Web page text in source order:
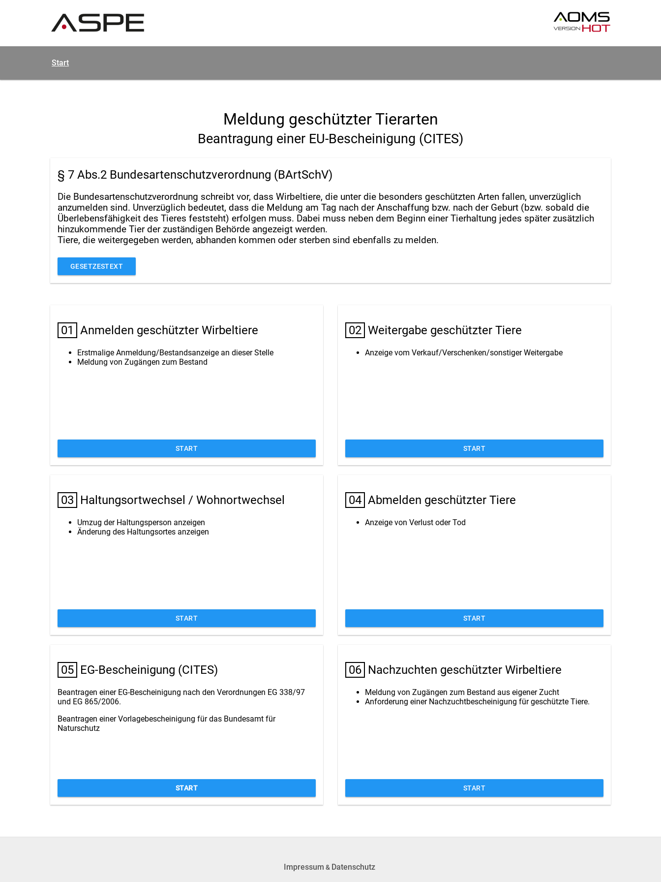
Start
Meldung geschützter Tierarten
Beantragung einer EU-Bescheinigung (CITES)
§ 7 Abs.2 Bundesartenschutzverordnung (BArtSchV)
Die Bundesartenschutzverordnung schreibt vor, dass Wirbeltiere, die unter die besonders geschützten Arten fallen, unverzüglich
anzumelden sind. Unverzüglich bedeutet, dass die Meldung am Tag nach der Anschaffung bzw. nach der Geburt (bzw. sobald die
Überlebensfähigkeit des Tieres feststeht) erfolgen muss. Dabei muss neben dem Beginn einer Tierhaltung jedes später zusätzlich
hinzukommende Tier der zuständigen Behörde angezeigt werden.
Tiere, die weitergegeben werden, abhanden kommen oder sterben sind ebenfalls zu melden.
GESETZESTEXT
01 Anmelden geschützter Wirbeltiere
Erstmalige Anmeldung/Bestandsanzeige an dieser Stelle
Meldung von Zugängen zum Bestand
START
02 Weitergabe geschützter Tiere
Anzeige vom Verkauf/Verschenken/sonstiger Weitergabe
START
03 Haltungsortwechsel / Wohnortwechsel
Umzug der Haltungsperson anzeigen
Änderung des Haltungsortes anzeigen
START
04 Abmelden geschützter Tiere
Anzeige von Verlust oder Tod
START
05 EG-Bescheinigung (CITES)
Beantragen einer EG-Bescheinigung nach den Verordnungen EG 338/97
und EG 865/2006.
Beantragen einer Vorlagebescheinigung für das Bundesamt für
Naturschutz
START
06 Nachzuchten geschützter Wirbeltiere
Meldung von Zugängen zum Bestand aus eigener Zucht
Anforderung einer Nachzuchtbescheinigung für geschützte Tiere.
START
Impressum & Datenschutz